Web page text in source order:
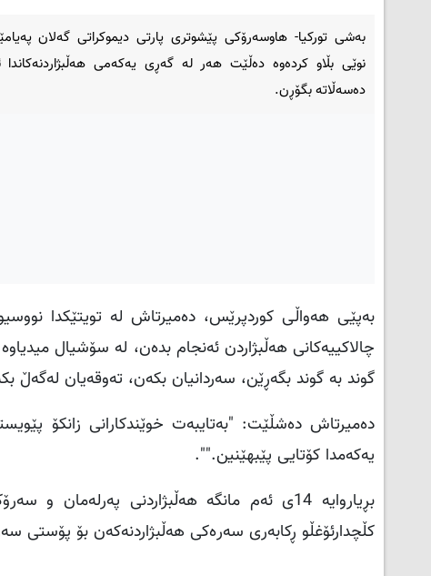
بەشی تورکیا- هاوسەرۆکی پێشوتری پارتی دیموکراتی گەلان
نوێی‌ بڵاو كرده‌وه دەڵێت هەر لە گەڕی یەکەمی هەڵبژاردنەکاندا
دەسەڵاتە بگۆڕن.
بەپێی هەواڵی کوردپرێس، دەمیرتاش له ‌تویتێكدا
گوند بە گوند بگەڕێن، سەردانیان بکەن، تەوقەیان لەگەڵ
دەمیرتاش ده‌شڵێت: "بەتایبەت خوێندکارانی زانکۆ
یەکەمدا کۆتایی پێبھێنین".
".
بڕیاروایه‌ 14ی ئەم مانگە هەڵبژاردنی
کڵچدارئۆغڵو ڕکابەری سەرەکی هه‌ڵبژاردنه‌كه‌ن بۆ پۆستی